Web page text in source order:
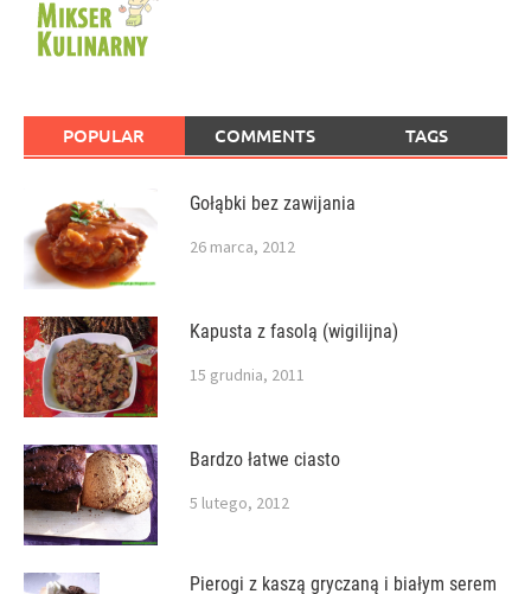
POPULAR COMMENTS TAGS
Gołąbki bez zawijania
26 marca, 2012
Kapusta z fasolą (wigilijna)
15 grudnia, 2011
Bardzo łatwe ciasto
5 lutego, 2012
Pierogi z kaszą gryczaną i białym serem